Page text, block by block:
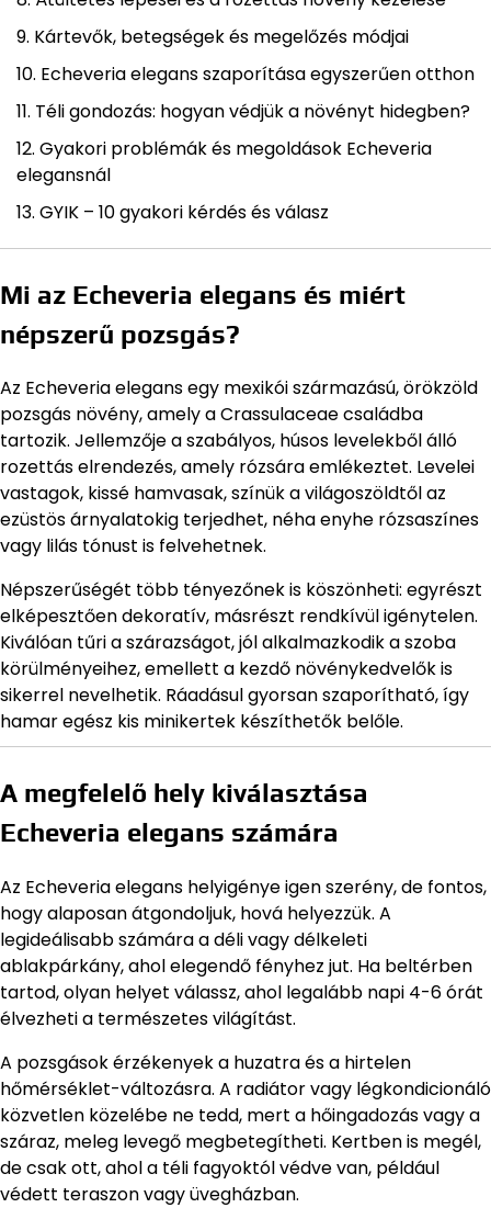
Kártevők, betegségek és megelőzés módjai
Echeveria elegans szaporítása egyszerűen otthon
Téli gondozás: hogyan védjük a növényt hidegben?
Gyakori problémák és megoldások Echeveria
elegansnál
GYIK – 10 gyakori kérdés és válasz
Mi az Echeveria elegans és miért
népszerű pozsgás?
Az Echeveria elegans egy mexikói származású, örökzöld
pozsgás növény, amely a Crassulaceae családba
tartozik. Jellemzője a szabályos, húsos levelekből álló
rozettás elrendezés, amely rózsára emlékeztet. Levelei
vastagok, kissé hamvasak, színük a világoszöldtől az
ezüstös árnyalatokig terjedhet, néha enyhe rózsaszínes
vagy lilás tónust is felvehetnek.
Népszerűségét több tényezőnek is köszönheti: egyrészt
elképesztően dekoratív, másrészt rendkívül igénytelen.
Kiválóan tűri a szárazságot, jól alkalmazkodik a szoba
körülményeihez, emellett a kezdő növénykedvelők is
sikerrel nevelhetik. Ráadásul gyorsan szaporítható, így
hamar egész kis minikertek készíthetők belőle.
A megfelelő hely kiválasztása
Echeveria elegans számára
Az Echeveria elegans helyigénye igen szerény, de fontos,
hogy alaposan átgondoljuk, hová helyezzük. A
legideálisabb számára a déli vagy délkeleti
ablakpárkány, ahol elegendő fényhez jut. Ha beltérben
tartod, olyan helyet válassz, ahol legalább napi 4-6 órát
élvezheti a természetes világítást.
A pozsgások érzékenyek a huzatra és a hirtelen
hőmérséklet-változásra. A radiátor vagy légkondicionáló
közvetlen közelébe ne tedd, mert a hőingadozás vagy a
száraz, meleg levegő megbetegítheti. Kertben is megél,
de csak ott, ahol a téli fagyoktól védve van, például
védett teraszon vagy üvegházban.